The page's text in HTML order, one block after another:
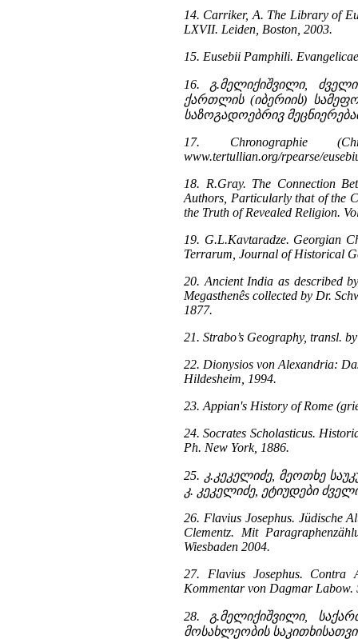
14. Carriker, A. The Library of
LXVII. Leiden, Boston, 2003.
15. Eusebii Pamphili.
16. გ.მელიქიშვილი,
ქართლის (იბერიის)
საზოგადოებრივ
17. Chronographie
www.tertullian.org/rpearse/
18. R.Gray. The Connection
Authors, Particularly that of the
the Truth of Revealed Religion.
19. G.L.Kavtaradze. Georgian
Terrarum, Journal of Historical
20. Ancient India as described
Megasthenês collected by Dr.
1877.
21. Strabo’s Geography, transl.
22. Dionysios von Alexandria:
Hildesheim, 1994.
23. Appian's History of Rome
24. Socrates Scholasticus.
Ph. New York, 1886.
25. კ.კეკელიძე, მეოთხე
კ. კეკელიძე, ეტიუდები
26. Flavius Josephus. Jüdische
Clementz. Mit
Wiesbaden 2004.
27. Flavius Josephus. Contra
Kommentar von Dagmar Labow.
28. გ.მელიქიშვილი,
მოსახლეობის